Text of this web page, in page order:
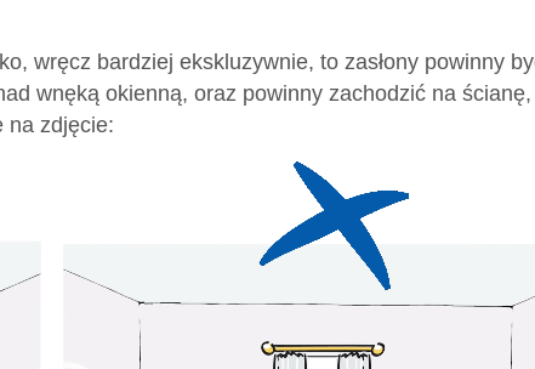
wręcz bardziej ekskluzywnie, to zasłony powinny
wnęką okienną, oraz powinny zachodzić na ścianę,
na zdjęcie: